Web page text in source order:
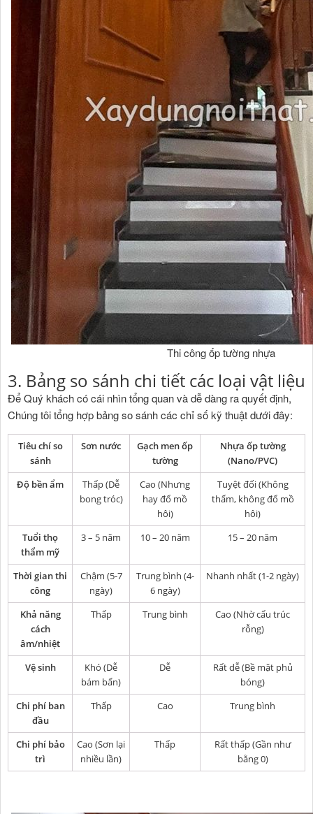
Thi công ốp tường nhựa
3. Bảng so sánh chi tiết các loại vật liệu
Để Quý khách có cái nhìn tổng quan và dễ dàng ra quyết định,
Chúng tôi tổng hợp bảng so sánh các chỉ số kỹ thuật dưới đây:
Tiêu chí so
sánh
Sơn nước
Gạch men ốp
tường
Nhựa ốp tường
(Nano/PVC)
Độ bền ẩm
Thấp (Dễ
bong tróc)
Cao (Nhưng
hay đổ mồ
hôi)
Tuyệt đối (Không
thấm, không đổ mồ
hôi)
Tuổi thọ
thẩm mỹ
3 – 5 năm 10 – 20 năm 15 – 20 năm
Thời gian thi
công
Chậm (5-7
ngày)
Trung bình (4-
6 ngày)
Nhanh nhất (1-2 ngày)
Khả năng
cách
âm/nhiệt
Thấp Trung bình
Cao (Nhờ cấu trúc
rỗng)
Vệ sinh
Khó (Dễ
bám bẩn)
Dễ
Rất dễ (Bề mặt phủ
bóng)
Chi phí ban
đầu
Thấp Cao Trung bình
Chi phí bảo
trì
Cao (Sơn lại
nhiều lần)
Thấp
Rất thấp (Gần như
bằng 0)